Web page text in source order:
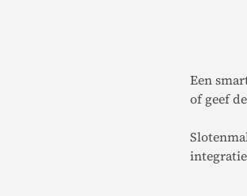
Een
of geef